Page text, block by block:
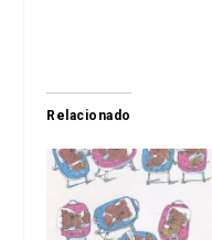
Relacionado